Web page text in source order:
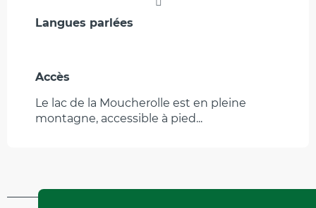
Langues parlées
Langues parlées
Accès
Accès
Le lac de la Moucherolle est en pleine
montagne, accessible à pied...